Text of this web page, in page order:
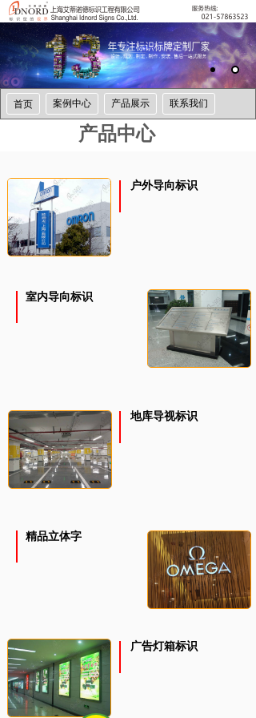
首页 案例中心 产品展示 联系我们
产品中心
精品立体字
广告灯箱标识
地库导视标识
室内导向标识
户外导向标识